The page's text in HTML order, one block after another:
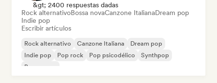
&gt; 2400 respuestas dadas
Rock alternativoBossa novaCanzone ItalianaDream pop
Indie pop
Escribir artículos
Rock alternativo Canzone Italiana
Dream pop
Indie pop
Pop rock Pop psicodélico
Synthpop
Bossa nova